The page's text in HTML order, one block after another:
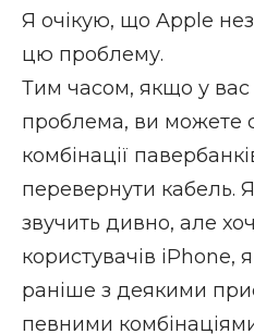
Я очікую, що Apple
цю проблему.
Тим часом, якщо у
проблема, ви можете
комбінації
перевернути кабель.
звучить дивно, але
користувачів iPhone,
раніше з деякими
певними